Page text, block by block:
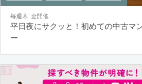
毎週木･金開催
平日夜にサクッと！初めての中古マ
ー